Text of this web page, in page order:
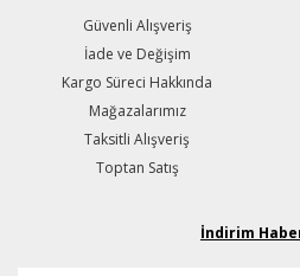
Güvenli Alışveriş
İade ve Değişim
Kargo Süreci Hakkında
Mağazalarımız
Taksitli Alışveriş
Toptan Satış
İndirim